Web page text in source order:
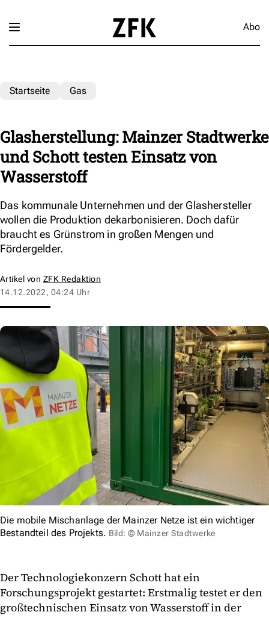
Abo
Startseite Gas
Glasherstellung: Mainzer Stadtwerke
und Schott testen Einsatz von
Wasserstoff
Das kommunale Unternehmen und der Glashersteller
wollen die Produktion dekarbonisieren. Doch dafür
braucht es Grünstrom in großen Mengen und
Fördergelder.
Artikel von ZFK Redaktion
14.12.2022, 04:24 Uhr
Die mobile Mischanlage der Mainzer Netze ist ein wichtiger
Bestandteil des Projekts. Bild: © Mainzer Stadtwerke
Der Technologiekonzern Schott hat ein
Forschungsprojekt gestartet: Erstmalig testet er den
großtechnischen Einsatz von Wasserstoff in der